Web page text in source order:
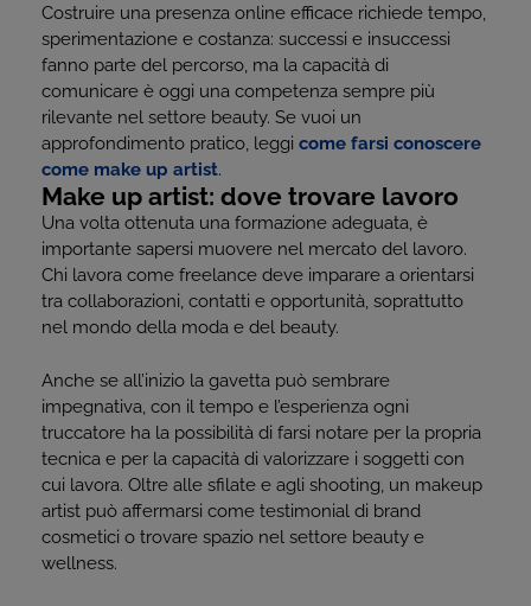
Costruire una presenza online efficace richiede tempo,
sperimentazione e costanza: successi e insuccessi
fanno parte del percorso, ma la capacità di
comunicare è oggi una competenza sempre più
rilevante nel settore beauty. Se vuoi un
approfondimento pratico, leggi come farsi conoscere
come make up artist.
Make up artist: dove trovare lavoro
Una volta ottenuta una formazione adeguata, è
importante sapersi muovere nel mercato del lavoro.
Chi lavora come freelance deve imparare a orientarsi
tra collaborazioni, contatti e opportunità, soprattutto
nel mondo della moda e del beauty.
Anche se all’inizio la gavetta può sembrare
impegnativa, con il tempo e l’esperienza ogni
truccatore ha la possibilità di farsi notare per la propria
tecnica e per la capacità di valorizzare i soggetti con
cui lavora. Oltre alle sfilate e agli shooting, un makeup
artist può affermarsi come testimonial di brand
cosmetici o trovare spazio nel settore beauty e
wellness.